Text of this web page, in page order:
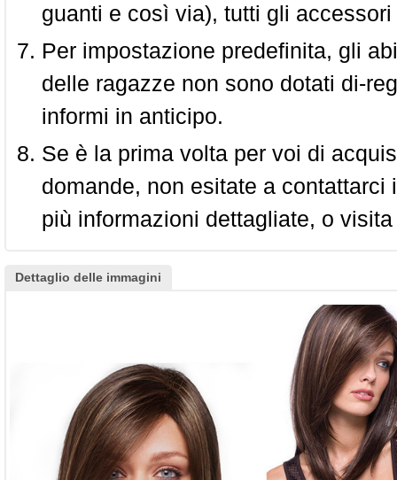
guanti e così via), tutti gli
Per impostazione predefinita, gli
delle ragazze non sono dotati di-
informi in anticipo.
Se è la prima volta per voi di
domande, non esitate a
più informazioni dettagliate, o
Dettaglio delle immagini